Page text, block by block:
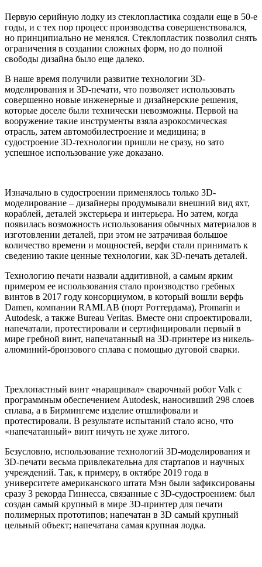
Первую серийную лодку из стеклопластика создали еще в 50-е
годы, и с тех пор процесс производства совершенствовался,
но принципиально не менялся. Стеклопластик позволил снять
ограничения в создании сложных форм, но до полной
свободы дизайна было еще далеко.
В наше время получили развитие технологии 3D-
моделирования и 3D-печати, что позволяет использовать
совершенно новые инженерные и дизайнерские решения,
которые доселе были технически невозможны. Первой на
вооружение такие инструменты взяла аэрокосмическая
отрасль, затем автомобилестроение и медицина; в
судостроение 3D-технологии пришли не сразу, но зато
успешное использование уже доказано.
Изначально в судостроении применялось только 3D-
моделирование – дизайнеры продумывали внешний вид яхт,
кораблей, деталей экстерьера и интерьера. Но затем, когда
появилась возможность использования обычных материалов в
изготовлении деталей, при этом не затрачивая большое
количество времени и мощностей, верфи стали принимать к
сведению такие ценные технологии, как 3D-печать деталей.
Технологию печати назвали аддитивной, а самым ярким
примером ее использования стало производство гребных
винтов в 2017 году консорциумом, в который вошли верфь
Damen, компании RAMLAB (порт Роттердама), Promarin и
Autodesk, а также Bureau Veritas. Вместе они спроектировали,
напечатали, протестировали и сертифицировали первый в
мире гребной винт, напечатанный на 3D-принтере из никель-
алюминий-бронзового сплава с помощью дуговой сварки.
Трехлопастный винт «наращивал» сварочный робот Valk с
программным обеспечением Autodesk, наносивший 298 слоев
сплава, а в Бирмингеме изделие отшлифовали и
протестировали. В результате испытаний стало ясно, что
«напечатанный» винт ничуть не хуже литого.
Безусловно, использование технологий 3D-моделирования и
3D-печати весьма привлекательна для стартапов и научных
учреждений. Так, к примеру, в октябре 2019 года в
университете американского штата Мэн были зафиксированы
сразу 3 рекорда Гиннесса, связанные с 3D-судостроением: был
создан самый крупный в мире 3D-принтер для печати
полимерных прототипов; напечатан в 3D самый крупный
цельный объект; напечатана самая крупная лодка.